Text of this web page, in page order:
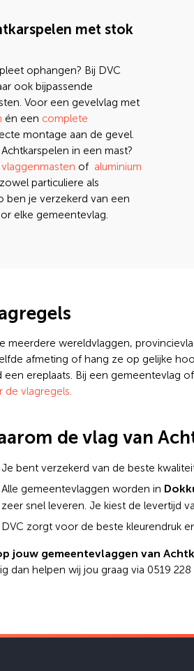
met stok
ophangen? Bij DVC
ook bijpassende
Voor een gevelvlag met
én een complete
montage aan de gevel.
in een mast?
of aluminium
particuliere als
ben je verzekerd van een
elke gemeentevlag.
meerdere wereldvlaggen,
afmeting of hang ze op gelijke
een ereplaats. Bij een gemeentevlag
de vlagregels.
de vlag van
Je bent verzekerd van de beste
Alle gemeentevlaggen worden in
zeer snel leveren. Je kiest de levertijd
DVC zorgt voor de beste kleurendruk
jouw gemeentevlaggen van
dan helpen wij jou graag via 0519